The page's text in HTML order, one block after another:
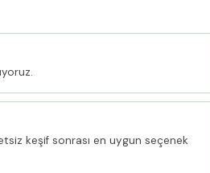
keşif sonrası en uygun seçenek